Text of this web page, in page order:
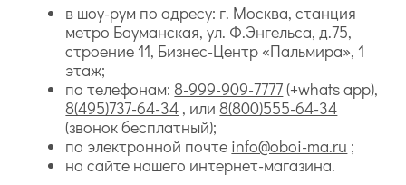
в шоу-рум по адресу: г. Москва, станция
метро Бауманская, ул. Ф.Энгельса, д.75,
строение 11, Бизнес-Центр «Пальмира», 1
этаж;
по телефонам: 8-999-909-7777(+whats app),
8(495)737-64-34 , или 8(800)555-64-34
(звонок бесплатный);
по электронной почте info@oboi-ma.ru ;
на сайте нашего интернет-магазина.